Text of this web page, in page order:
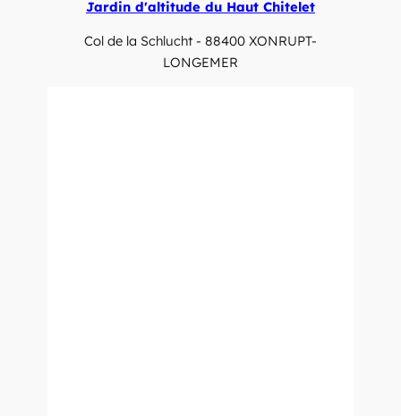
Jardin d'altitude du Haut Chitelet
Col de la Schlucht - 88400 XONRUPT-
LONGEMER